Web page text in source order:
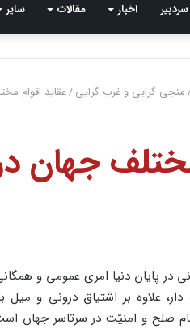
اخبار مقالات سایر
منجی گرایی و غرب گرایی/عقاید اقوام
جهان
در پایان دنیا امرى عمومى و
علاوه بر اشتیاق درونى و
صلح و امنیّت در سرتاسر جهان